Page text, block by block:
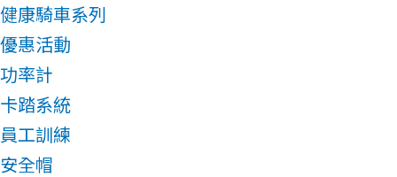
健康騎車系列
優惠活動
功率計
卡踏系統
員工訓練
安全帽